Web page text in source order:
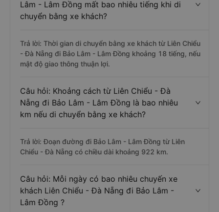
Lâm - Lâm Đồng mất bao nhiêu tiếng khi di
chuyển bằng xe khách?
Trả lời: Thời gian di chuyển bằng xe khách từ Liên Chiểu
- Đà Nẵng đi Bảo Lâm - Lâm Đồng khoảng 18 tiếng, nếu
mật độ giao thông thuận lợi.
Câu hỏi: Khoảng cách từ Liên Chiểu - Đà
Nẵng đi Bảo Lâm - Lâm Đồng là bao nhiêu
km nếu di chuyển bằng xe khách?
Trả lời: Đoạn đường đi Bảo Lâm - Lâm Đồng từ Liên
Chiểu - Đà Nẵng có chiều dài khoảng 922 km.
Câu hỏi: Mỗi ngày có bao nhiêu chuyến xe
khách Liên Chiểu - Đà Nẵng đi Bảo Lâm -
Lâm Đồng ?